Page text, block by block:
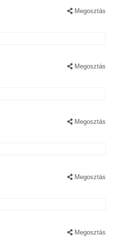
Megosztás
Megosztás
Megosztás
Megosztás
Megosztás